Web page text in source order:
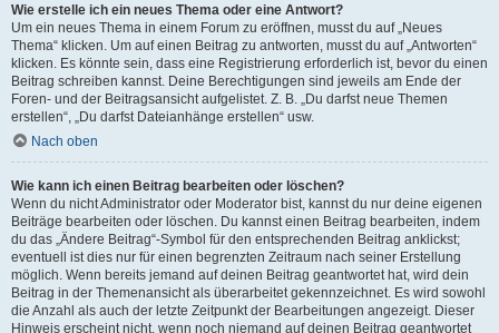
Wie erstelle ich ein neues Thema oder eine Antwort?
Um ein neues Thema in einem Forum zu eröffnen, musst du auf „Neues
Thema“ klicken. Um auf einen Beitrag zu antworten, musst du auf „Antworten“
klicken. Es könnte sein, dass eine Registrierung erforderlich ist, bevor du einen
Beitrag schreiben kannst. Deine Berechtigungen sind jeweils am Ende der
Foren- und der Beitragsansicht aufgelistet. Z. B. „Du darfst neue Themen
erstellen“, „Du darfst Dateianhänge erstellen“ usw.
Nach oben
Wie kann ich einen Beitrag bearbeiten oder löschen?
Wenn du nicht Administrator oder Moderator bist, kannst du nur deine eigenen
Beiträge bearbeiten oder löschen. Du kannst einen Beitrag bearbeiten, indem
du das „Ändere Beitrag“-Symbol für den entsprechenden Beitrag anklickst;
eventuell ist dies nur für einen begrenzten Zeitraum nach seiner Erstellung
möglich. Wenn bereits jemand auf deinen Beitrag geantwortet hat, wird dein
Beitrag in der Themenansicht als überarbeitet gekennzeichnet. Es wird sowohl
die Anzahl als auch der letzte Zeitpunkt der Bearbeitungen angezeigt. Dieser
Hinweis erscheint nicht, wenn noch niemand auf deinen Beitrag geantwortet